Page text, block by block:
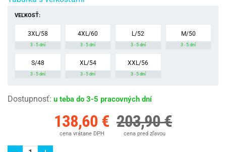
VEĽKOSŤ:
3XL/58
3 - 5 dní
4XL/60
3 - 5 dní
L/52
3 - 5 dní
M/50
3 - 5 dní
S/48
3 - 5 dní
XL/54
3 - 5 dní
XXL/56
3 - 5 dní
Dostupnosť: u teba do 3-5 pracovných dní
138,60 €
cena vrátane DPH
203,90 €
cena pred zľavou